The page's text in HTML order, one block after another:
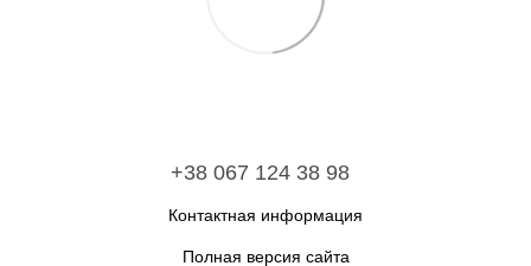
+38 067 124 38 98
Контактная информация
Полная версия сайта